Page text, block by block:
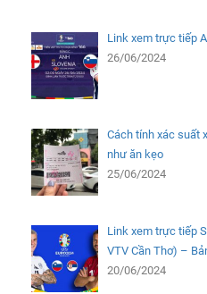
Link xem trực tiếp
26/06/2024
Cách tính xác suất
như ăn kẹo
25/06/2024
Link xem trực tiếp
VTV Cần Thơ) –
20/06/2024